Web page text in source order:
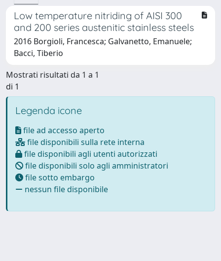
Low temperature nitriding of AISI 300
and 200 series austenitic stainless steels
2016 Borgioli, Francesca; Galvanetto, Emanuele;
Bacci, Tiberio
Mostrati risultati da 1 a 1
di 1
Legenda icone
file ad accesso aperto
file disponibili sulla rete interna
file disponibili agli utenti autorizzati
file disponibili solo agli amministratori
file sotto embargo
nessun file disponibile